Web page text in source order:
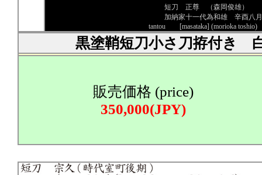
短刀 正尊 （森岡俊雄）
加納家十一代為和雄 辛酉八
tantou [masataka] (morioka
黒塗鞘短刀小さ刀拵付き
販売価格 (price)
350,000(JPY)